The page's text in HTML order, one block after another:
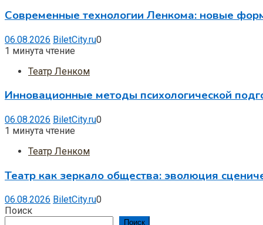
Современные технологии Ленкома: новые
06.08.2026 BiletCity.ru0
1 минута чтение
Театр Ленком
Инновационные методы психологической
06.08.2026 BiletCity.ru0
1 минута чтение
Театр Ленком
Театр как зеркало общества: эволюция
06.08.2026 BiletCity.ru0
Поиск
Поиск